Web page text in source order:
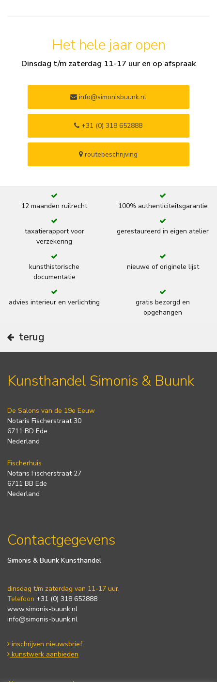
Het hele jaar open
Dinsdag t/m zaterdag 11-17 uur en op afspraak
info@simonisbuunk.nl
+31 (0) 318 652888
routebeschrijving
12 maanden ruilrecht 100% authenticiteitsgarantie
taxatierapport voor
verzekering
gerestaureerd in eigen atelier
kunsthistorische
documentatie
nieuwe of originele lijst
advies interieur en verlichting
gratis bezorgd en
opgehangen
terug
Kunsthandel Simonis & Buunk
De Salons van de 19e Eeuw
Notaris Fischerstraat 30
6711 BD Ede
Nederland
Fischerhuis
Notaris Fischerstraat 27
6711 BB Ede
Nederland
Contactgegevens
Simonis & Buunk Kunsthandel
dinsdag t/m zaterdag van 11-17 uur.
Telefoon +31 (0) 318 652888
www.simonis-buunk.nl
info@simonis-buunk.nl
inschrijven nieuwsbrief
kunstwerk aanbieden
Algemene voorwaarden